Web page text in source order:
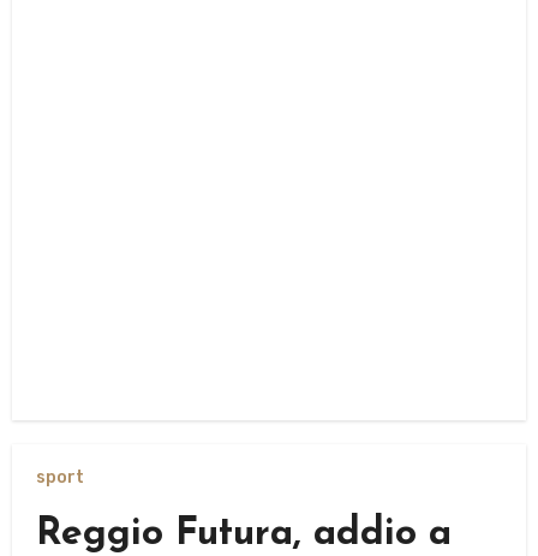
sport
Reggio Futura, addio a